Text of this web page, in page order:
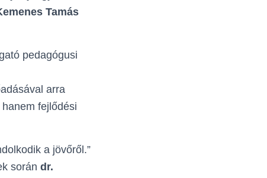
Tamás
pedagógusi
arra
fejlődési
a jövőről.”
során dr.